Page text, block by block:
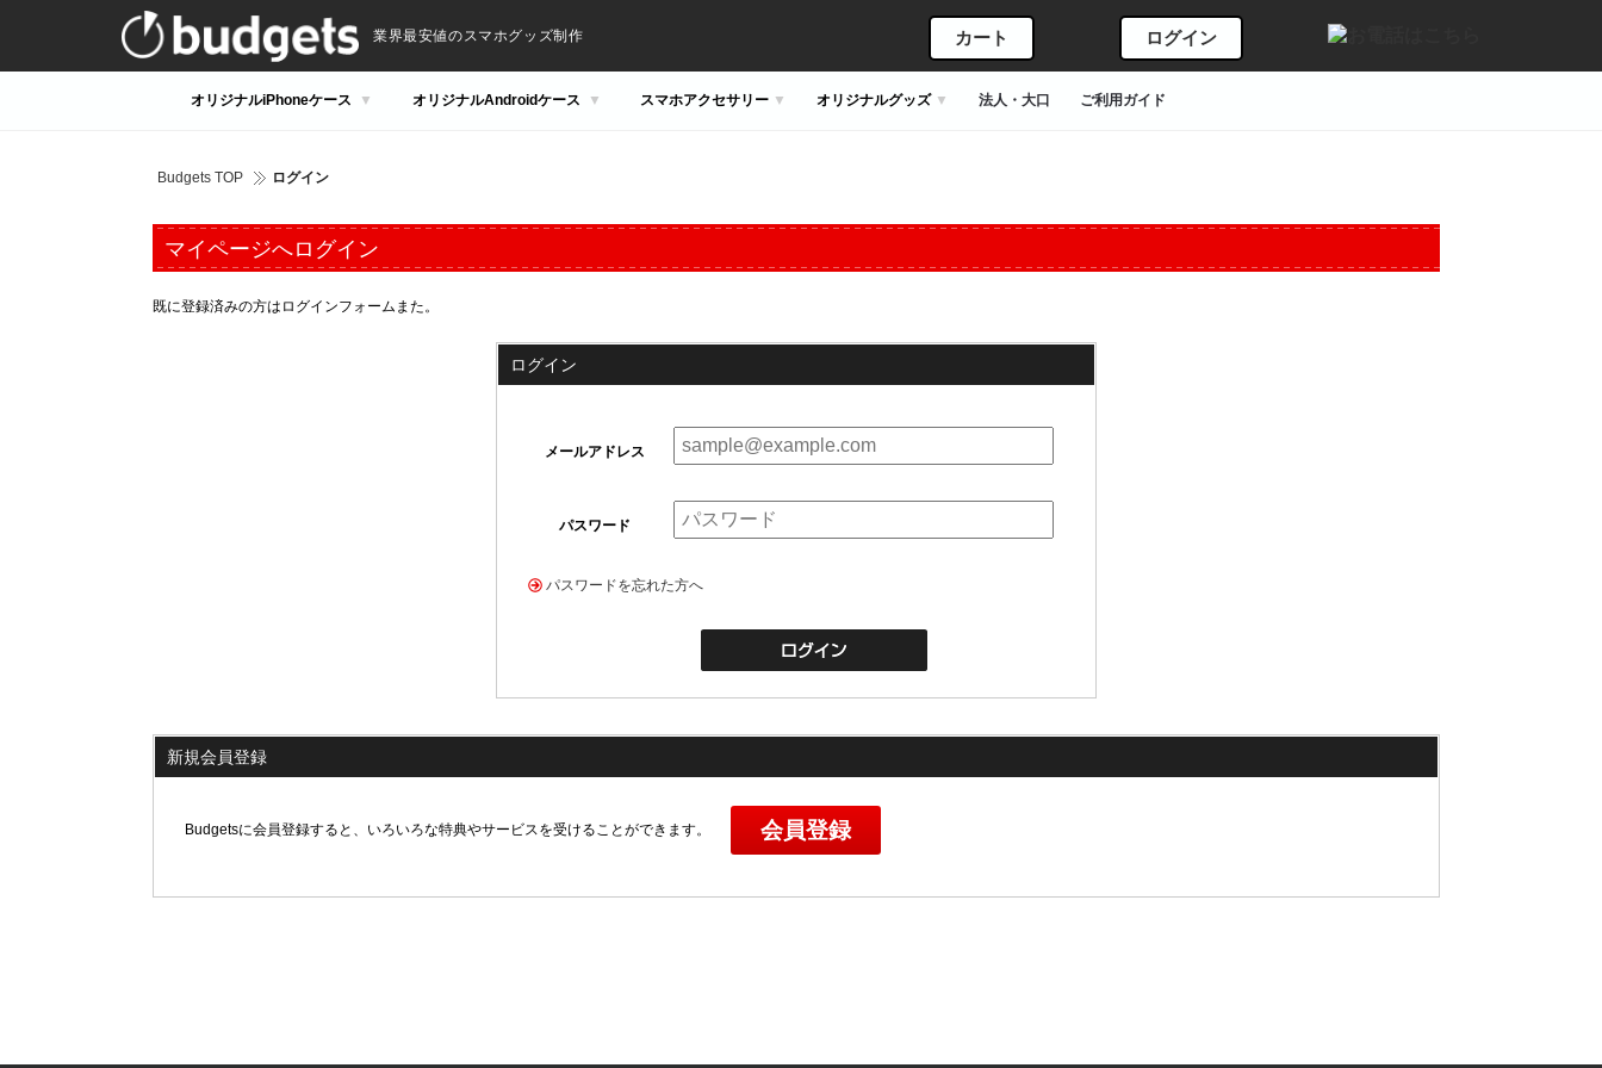
業界最安値のスマホグッズ制作 カート ログイン
オリジナルiPhoneケース オリジナルAndroidケース スマホアクセサリー オリジナルグッズ 法人・大口 ご利用ガイド
Budgets TOP ログイン
マイページへログイン
既に登録済みの方はログインフォームまた。
ログイン
メールアドレス
パスワード
パスワードを忘れた方へ
新規会員登録
Budgetsに会員登録すると、いろいろな特典やサービスを受けることができます。 会員登録